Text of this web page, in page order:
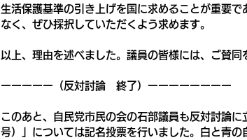
生活保護基準の引き上げを国に求めることが重要
なく、ぜひ採択していただくよう求めます。
以上、理由を述べました。議員の皆様には、ご賛
ーーーーー（反対討論　終了）ーーーーーーーー
このあと、自民党市民の会の石部議員も反対討論
号）」については記名投票を行いました。白と青